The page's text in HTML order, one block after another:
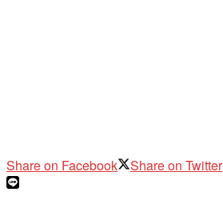
Share on Facebook Share on Twitter